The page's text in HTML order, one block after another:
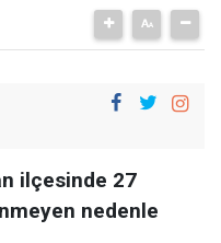
ilçesinde 27
nedenle